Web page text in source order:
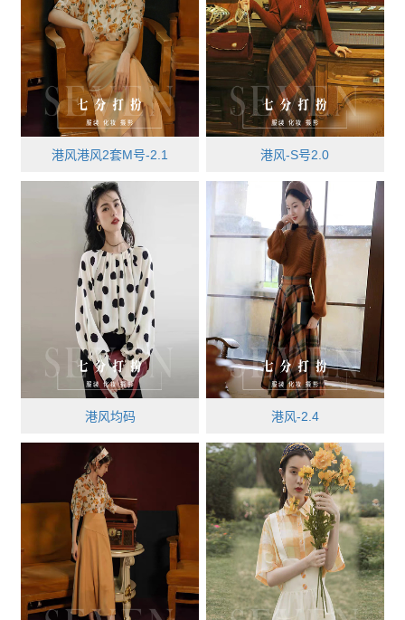
港风港风2套M号-2.1 港风-S号2.0
港风均码 港风-2.4